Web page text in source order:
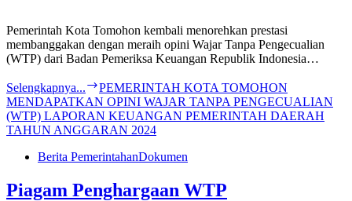
Pemerintah Kota Tomohon kembali menorehkan prestasi
membanggakan dengan meraih opini Wajar Tanpa Pengecualian
(WTP) dari Badan Pemeriksa Keuangan Republik Indonesia…
Selengkapnya...
PEMERINTAH KOTA TOMOHON
MENDAPATKAN OPINI WAJAR TANPA PENGECUALIAN
(WTP) LAPORAN KEUANGAN PEMERINTAH DAERAH
TAHUN ANGGARAN 2024
Berita PemerintahanDokumen
Piagam Penghargaan WTP